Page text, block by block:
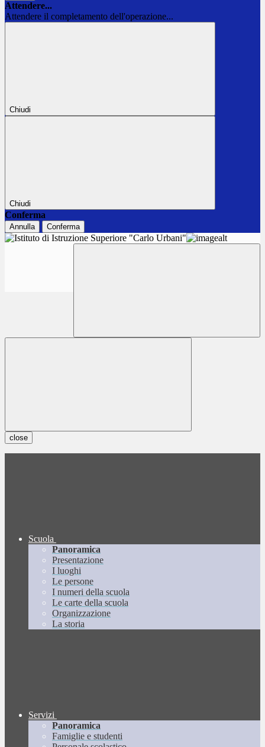
Attendere...
Attendere il completamento dell'operazione...
Chiudi
Chiudi
Conferma
Annulla Conferma
close
Scuola
Panoramica
Presentazione
I luoghi
Le persone
I numeri della scuola
Le carte della scuola
Organizzazione
La storia
Servizi
Panoramica
Famiglie e studenti